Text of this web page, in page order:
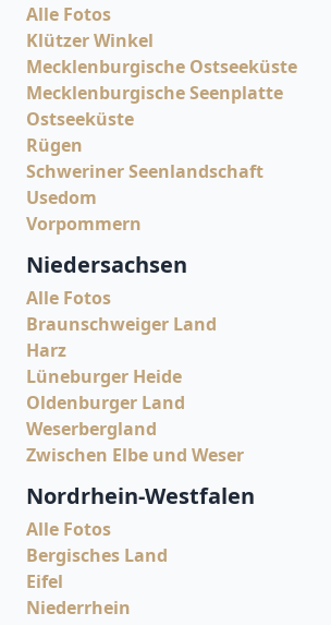
Alle Fotos
Klützer Winkel
Mecklenburgische Ostseeküste
Mecklenburgische Seenplatte
Ostseeküste
Rügen
Schweriner Seenlandschaft
Usedom
Vorpommern
Niedersachsen
Alle Fotos
Braunschweiger Land
Harz
Lüneburger Heide
Oldenburger Land
Weserbergland
Zwischen Elbe und Weser
Nordrhein-Westfalen
Alle Fotos
Bergisches Land
Eifel
Niederrhein